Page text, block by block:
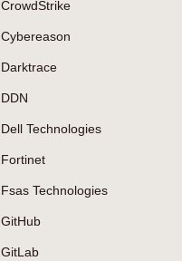
CrowdStrike
Cybereason
Darktrace
DDN
Dell Technologies
Fortinet
Fsas Technologies
GitHub
GitLab